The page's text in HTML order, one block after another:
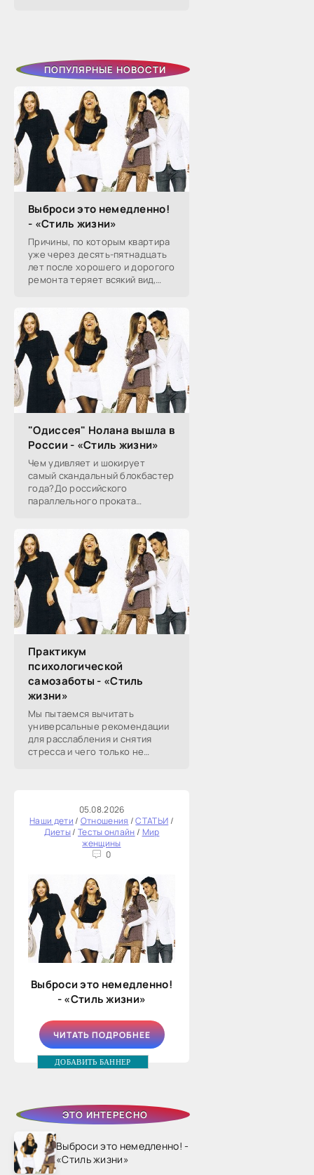
ПОПУЛЯРНЫЕ НОВОСТИ
Выброси это немедленно!
- «Стиль жизни»
Причины, по которым квартира
уже через десять-пятнадцать
лет после хорошего и дорогого
ремонта теряет всякий вид,
чтобы сохранить
"Одиссея" Нолана вышла в
России - «Стиль жизни»
Чем удивляет и шокирует
самый скандальный блокбастер
года?До российского
параллельного проката
заставившая весь мир спорить
об античности экранизации
Практикум
психологической
самозаботы - «Стиль
жизни»
Мы пытаемся вычитать
универсальные рекомендации
для расслабления и снятия
стресса и чего только не
статью:
05.08.2026
Наши дети/ Отношения /СТАТЬИ/
Диеты/ Тесты онлайн/ Мир
женщины
0
Выброси это немедленно!
- «Стиль жизни»
ЧИТАТЬ ПОДРОБНЕЕ
ДОБАВИТЬ БАННЕР
ЭТО ИНТЕРЕСНО
Выброси это немедленно! -
«Стиль жизни»